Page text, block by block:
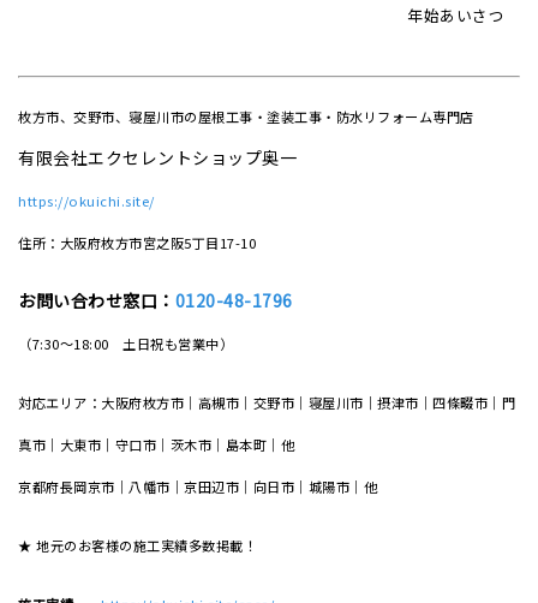
年始あいさつ
枚方市、交野市、寝屋川市の屋根工事・塗装工事・防水リフォーム専門店
有限会社エクセレントショップ奥一
https://okuichi.site/
住所：大阪府枚方市宮之阪5丁目17-10
お問い合わせ窓口： 0120-48-1796
（7:30～18:00 土日祝も営業中）
対応エリア：大阪府枚方市｜高槻市｜交野市｜寝屋川市｜摂津市｜四條畷市｜門
真市｜大東市｜守口市｜茨木市｜島本町｜他
京都府長岡京市｜八幡市｜京田辺市｜向日市｜城陽市｜他
★ 地元のお客様の施工実績多数掲載！